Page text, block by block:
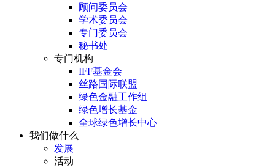
顾问委员会
学术委员会
专门委员会
秘书处
专门机构
IFF基金会
丝路国际联盟
绿色金融工作组
绿色增长基金
全球绿色增长中心
我们做什么
发展
活动